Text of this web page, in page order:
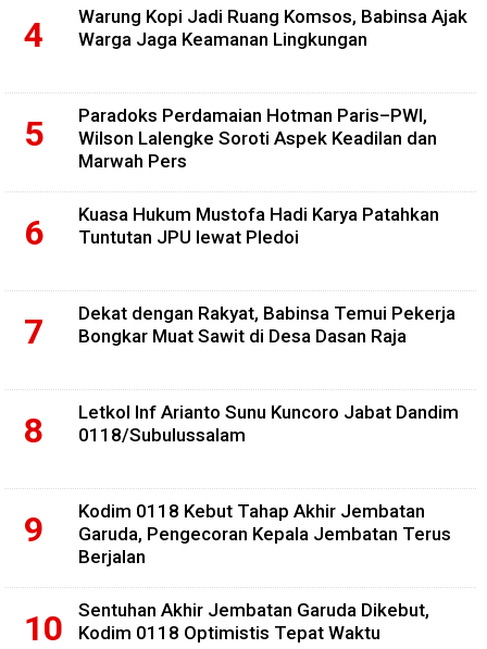
Warung Kopi Jadi Ruang Komsos, Babinsa Ajak
Warga Jaga Keamanan Lingkungan
Paradoks Perdamaian Hotman Paris–PWI,
Wilson Lalengke Soroti Aspek Keadilan dan
Marwah Pers
Kuasa Hukum Mustofa Hadi Karya Patahkan
Tuntutan JPU lewat Pledoi
Dekat dengan Rakyat, Babinsa Temui Pekerja
Bongkar Muat Sawit di Desa Dasan Raja
Letkol Inf Arianto Sunu Kuncoro Jabat Dandim
0118/Subulussalam
Kodim 0118 Kebut Tahap Akhir Jembatan
Garuda, Pengecoran Kepala Jembatan Terus
Berjalan
Sentuhan Akhir Jembatan Garuda Dikebut,
Kodim 0118 Optimistis Tepat Waktu